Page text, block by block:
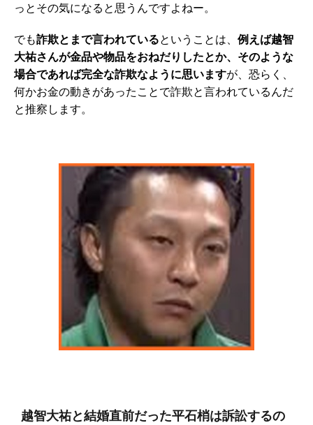
っとその気になると思うんですよねー。
でも詐欺とまで言われているということは、 例えば越智
大祐さんが金品や物品をおねだりしたとか、そのような
場合であれば完全な詐欺なように思いますが、恐らく、
何かお金の動きがあったことで詐欺と言われているんだ
と推察します。
越智大祐と結婚直前だった平石梢は訴訟するの